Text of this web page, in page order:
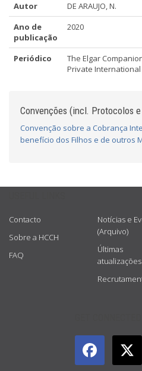
Autor
DE ARAUJO, N.
Ano de
publicação
2020
Periódico
The Elgar
Private International
Convenções (incl. Protocolos
Convenção sobre a Cobrança
benefício dos Filhos e de outros
Contacto
Sobre a HCCH
FAQ
Notícias e
(Arquivo)
Últimas
atualizações